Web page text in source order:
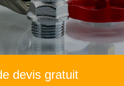
devis gratuit